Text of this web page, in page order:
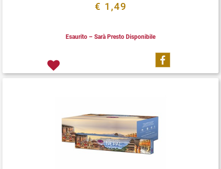
€ 1,49
Esaurito – Sarà Presto Disponibile
Condividi su